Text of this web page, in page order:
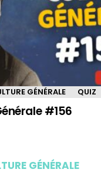
GÉNÉRALE QUIZ
#156
GÉNÉRALE